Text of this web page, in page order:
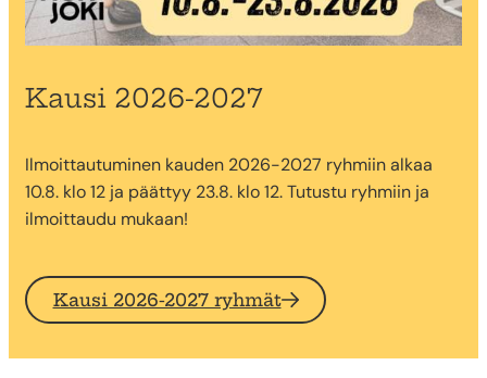
Kausi 2026-2027
Ilmoittautuminen kauden 2026-2027 ryhmiin alkaa
10.8. klo 12 ja päättyy 23.8. klo 12. Tutustu ryhmiin ja
ilmoittaudu mukaan!
Kausi 2026-2027 ryhmät